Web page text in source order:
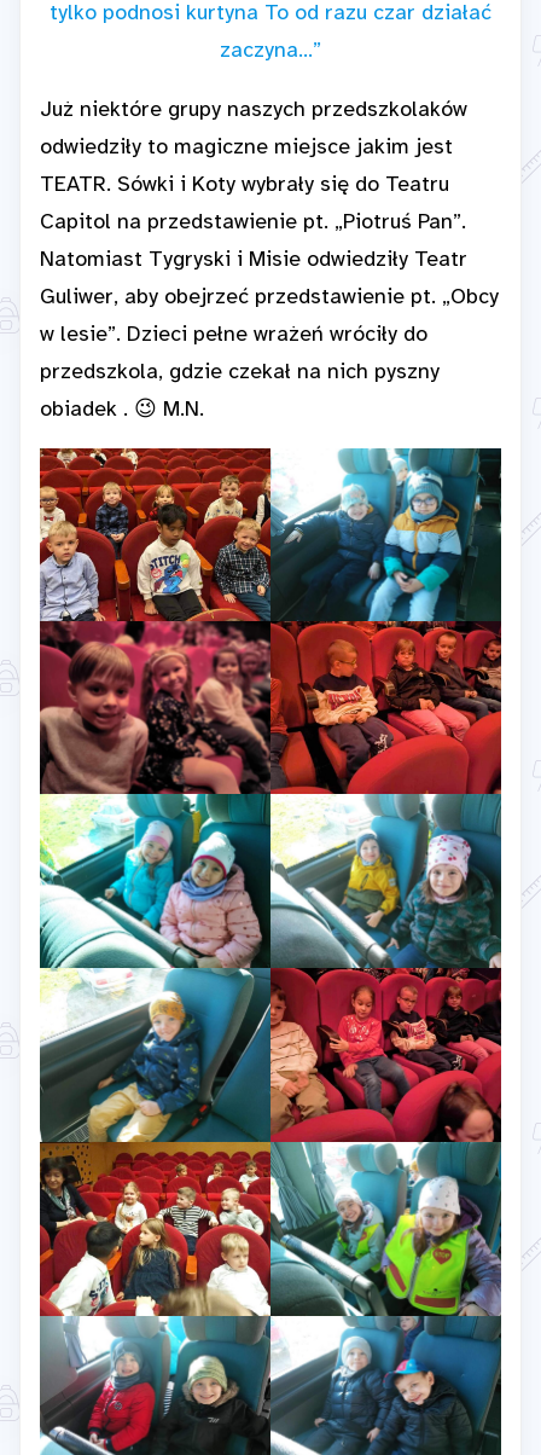
tylko podnosi kurtyna To od razu czar działać
zaczyna…”
Już niektóre grupy naszych przedszkolaków
odwiedziły to magiczne miejsce jakim jest
TEATR. Sówki i Koty wybrały się do Teatru
Capitol na przedstawienie pt. „Piotruś Pan”.
Natomiast Tygryski i Misie odwiedziły Teatr
Guliwer, aby obejrzeć przedstawienie pt. „Obcy
w lesie”. Dzieci pełne wrażeń wróciły do
przedszkola, gdzie czekał na nich pyszny
obiadek . 😉 M.N.